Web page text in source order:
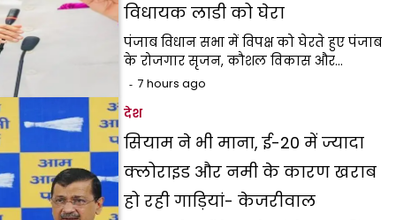
विधायक लाडी को घेरा
पंजाब विधान सभा में विपक्ष को घेरते हुए पंजाब
के रोजगार सृजन, कौशल विकास और…
7 hours ago
देश
सियाम ने भी माना, ई-20 में ज्यादा
क्लोराइड और नमी के कारण खराब
हो रही गाड़ियां- केजरीवाल